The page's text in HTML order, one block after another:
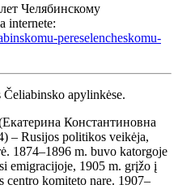
Челябинскому
internete:
pereselencheskomu-
apylinkėse.
Константиновна
– Rusijos politikos veikėja,
1874–1896 m. buvo katorgoje
emigracijoje, 1905 m. grįžo į
centro komiteto nare. 1907–